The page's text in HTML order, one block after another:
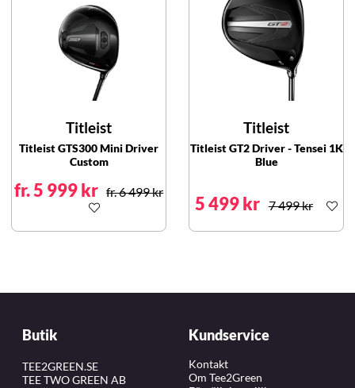
Titleist
Titleist GTS300 Mini Driver
Custom
fr. 5 999 kr fr. 6 499 kr
Titleist
Titleist GT2 Driver - Tensei 1K
Blue
5 499 kr 7 499 kr
Butik
TEE2GREEN.SE
TEE TWO GREEN AB
Kundservice
Kontakt
Om Tee2Green